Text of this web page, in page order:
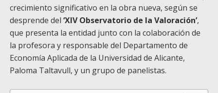
crecimiento significativo en la obra nueva, según se
desprende del ‘XIV Observatorio de la Valoración’,
que presenta la entidad junto con la colaboración de
la profesora y responsable del Departamento de
Economía Aplicada de la Universidad de Alicante,
Paloma Taltavull, y un grupo de panelistas.